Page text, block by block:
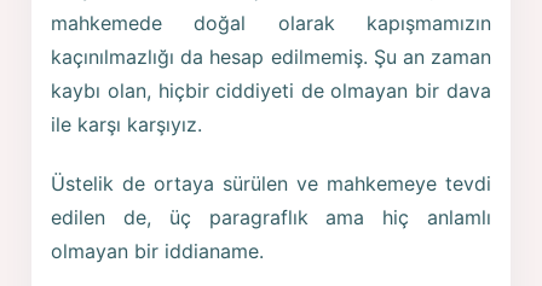
mahkemede doğal olarak kapışmamızın
kaçınılmazlığı da hesap edilmemiş. Şu an zaman
kaybı olan, hiçbir ciddiyeti de olmayan bir dava
ile karşı karşıyız.
Üstelik de ortaya sürülen ve mahkemeye tevdi
edilen de, üç paragraflık ama hiç anlamlı
olmayan bir iddianame.